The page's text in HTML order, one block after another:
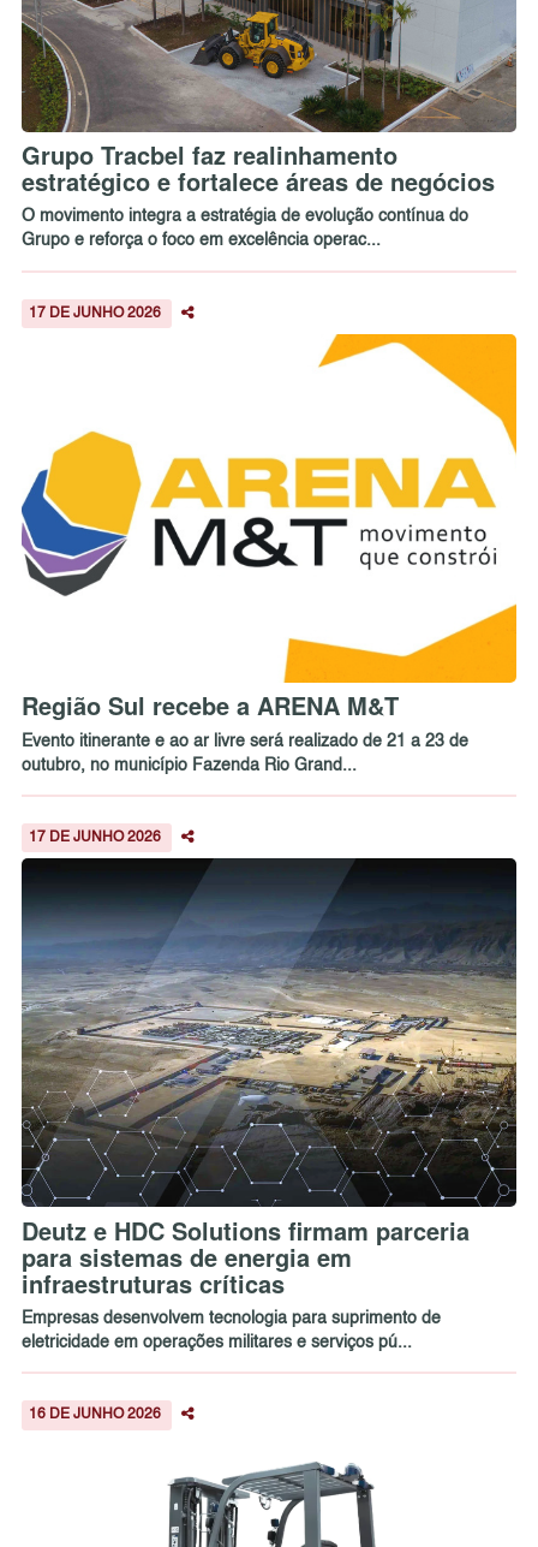
Grupo Tracbel faz realinhamento
estratégico e fortalece áreas de negócios
O movimento integra a estratégia de evolução contínua do
Grupo e reforça o foco em excelência operac...
17 DE JUNHO 2026
Região Sul recebe a ARENA M&T
Evento itinerante e ao ar livre será realizado de 21 a 23 de
outubro, no município Fazenda Rio Grand...
17 DE JUNHO 2026
Deutz e HDC Solutions firmam parceria
para sistemas de energia em
infraestruturas críticas
Empresas desenvolvem tecnologia para suprimento de
eletricidade em operações militares e serviços pú...
16 DE JUNHO 2026